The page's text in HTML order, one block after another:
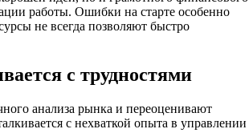
работы. Ошибки на старте особенно
не всегда позволяют быстро
с трудностями
анализа рынка и переоценивают
с нехваткой опыта в управлении